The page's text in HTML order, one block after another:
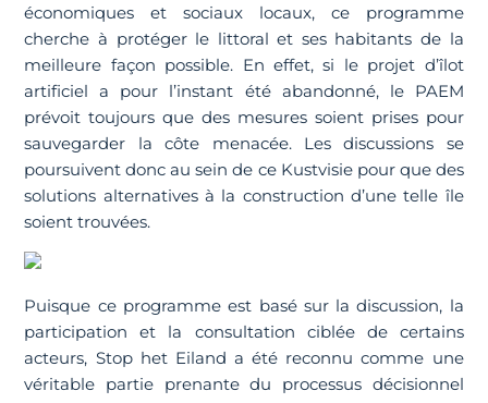
économiques et sociaux locaux, ce programme
cherche à protéger le littoral et ses habitants de la
meilleure façon possible. En effet, si le projet d’îlot
artificiel a pour l’instant été abandonné, le PAEM
prévoit toujours que des mesures soient prises pour
sauvegarder la côte menacée. Les discussions se
poursuivent donc au sein de ce Kustvisie pour que des
solutions alternatives à la construction d’une telle île
soient trouvées.
Puisque ce programme est basé sur la discussion, la
participation et la consultation ciblée de certains
acteurs, Stop het Eiland a été reconnu comme une
véritable partie prenante du processus décisionnel